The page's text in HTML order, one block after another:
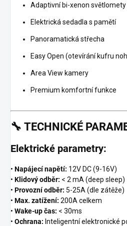
Adaptivní bi-xenon světlomety
Elektrická sedadla s pamětí
Panoramatická střecha
Easy Open (otevírání kufru
Area View kamery
Premium komfortní funkce
🔧 TECHNICKÉ
Elektrické parametry:
• Napájecí napětí: 12V DC (9-16V)
• Klidový odběr: < 2 mA (deep sleep)
• Provozní odběr: 5-25A (dle zátěže)
• Max. zatížení: 200A celkem
• Wake-up čas: < 30ms
• Ochrana: Inteligentní elektronické